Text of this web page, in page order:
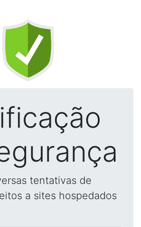
tentativas de
a sites hospedados